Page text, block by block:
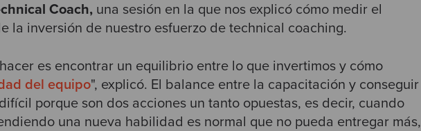
Coach, una sesión en la que nos explicó cómo medir el
la inversión de nuestro esfuerzo de technical coaching.
es encontrar un equilibrio entre lo que invertimos y cómo
del equipo", explicó. El balance entre la capacitación y conseguir
porque son dos acciones un tanto opuestas, es decir, cuando
una nueva habilidad es normal que no pueda entregar más,